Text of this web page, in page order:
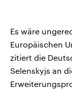
Es wäre
Europäischen
zitiert die
Selenskyjs an